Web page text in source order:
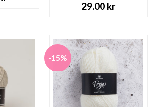
29.00 kr
-15%